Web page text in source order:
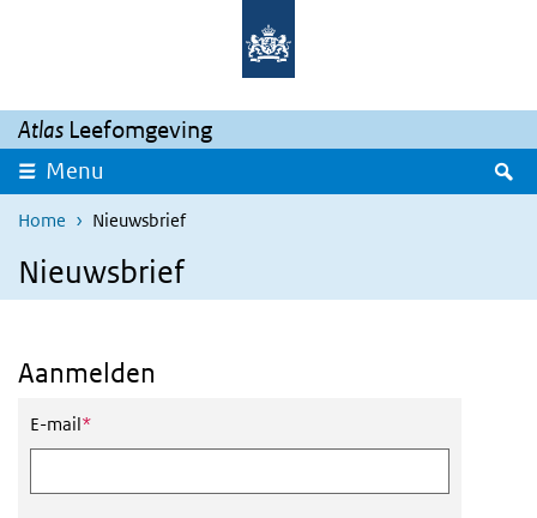
Overslaan en naar de inhoud gaan
Atlas Leefomgeving
Menu
Home Nieuwsbrief
Nieuwsbrief
Aanmelden
E-mail*Dit veld is verplicht